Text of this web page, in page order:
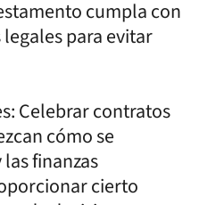
cumpla con
para evitar
Celebrar contratos
cómo se
finanzas
cierto